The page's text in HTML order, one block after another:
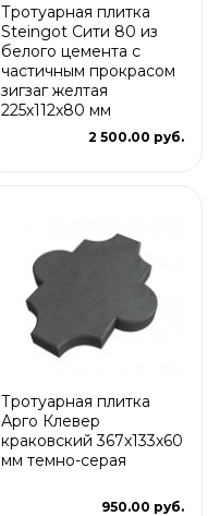
Тротуарная плитка
Steingot Сити 80 из
белого цемента с
частичным прокрасом
зигзаг желтая
225х112х80 мм
2 500.00 руб.
Тротуарная плитка
Арго Клевер
краковский 367x133x60
мм темно-серая
950.00 руб.